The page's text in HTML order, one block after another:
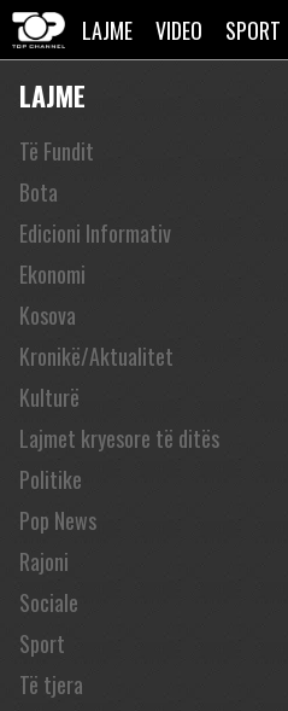
LAJME VIDEO SPORT
LAJME
Të Fundit
Bota
Edicioni Informativ
Ekonomi
Kosova
Kronikë/Aktualitet
Kulturë
Lajmet kryesore të ditës
Politike
Pop News
Rajoni
Sociale
Sport
Të tjera